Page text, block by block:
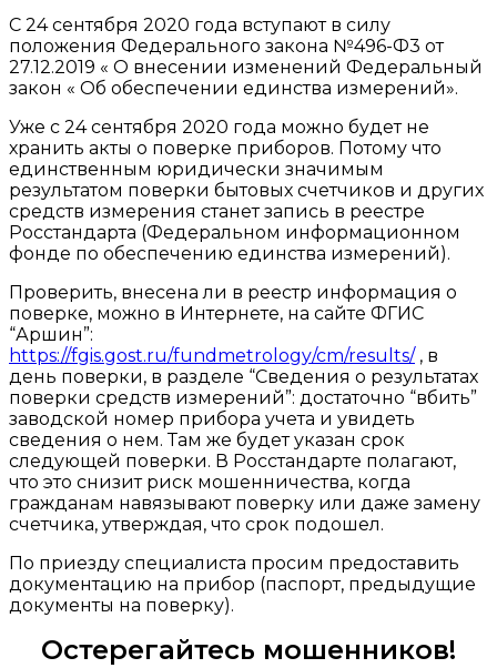
С 24 сентября 2020 года вступают в силу
положения Федерального закона №496-Ф3 от
27.12.2019 « О внесении изменений Федеральный
закон « Об обеспечении единства измерений».
Уже с 24 сентября 2020 года можно будет не
хранить акты о поверке приборов. Потому что
единственным юридически значимым
результатом поверки бытовых счетчиков и других
средств измерения станет запись в реестре
Росстандарта (Федеральном информационном
фонде по обеспечению единства измерений).
Проверить, внесена ли в реестр информация о
поверке, можно в Интернете, на сайте ФГИС
“Аршин”:
https://fgis.gost.ru/fundmetrology/cm/results/, в
день поверки, в разделе “Сведения о результатах
поверки средств измерений”: достаточно “вбить”
заводской номер прибора учета и увидеть
сведения о нем. Там же будет указан срок
следующей поверки. В Росстандарте полагают,
что это снизит риск мошенничества, когда
гражданам навязывают поверку или даже замену
счетчика, утверждая, что срок подошел.
По приезду специалиста просим предоставить
документацию на прибор (паспорт, предыдущие
документы на поверку).
Остерегайтесь мошенников!